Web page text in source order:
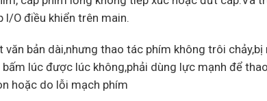
I/O điều khiển trên main.
văn bản dài,nhưng thao tác phím không trôi
lúc được lúc không,phải dùng lực mạnh để
hoặc do lỗi mạch phím